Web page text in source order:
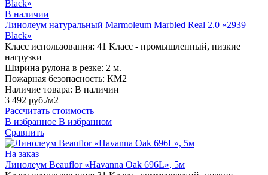
В наличии
Линолеум натуральный Marmoleum Marbled Real 2.0 «2939
Black»
Класс использования: 41 Класс - промышленный, низкие
нагрузки
Ширина рулона в резке: 2 м.
Пожарная безопасность: КМ2
Наличие товара: В наличии
3 492 руб./м2
Рассчитать стоимость
В избранное В избранном
Сравнить
На заказ
Линолеум Beauflor «Havanna Oak 696L», 5м